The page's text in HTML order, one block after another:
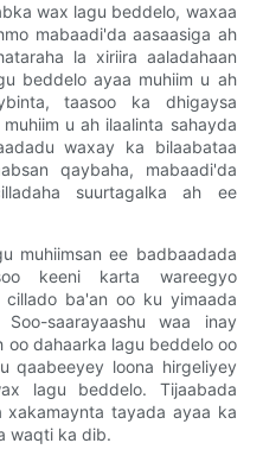
wax lagu beddelo, waxaa
mabaadi'da aasaasiga ah
la xiriira aaladahaan
beddelo ayaa muhiim u ah
taasoo ka dhigaysa
u ah ilaalinta sahayda
waxay ka bilaabataa
qaybaha, mabaadi'da
suurtagalka ah ee
muhiimsan ee badbaadada
keeni karta wareegyo
ba'an oo ku yimaada
saarayaashu waa inay
oo dahaarka lagu beddelo oo
qaabeeyey loona hirgeliyey
lagu beddelo. Tijaabada
xakamaynta tayada ayaa ka
waqti ka dib.